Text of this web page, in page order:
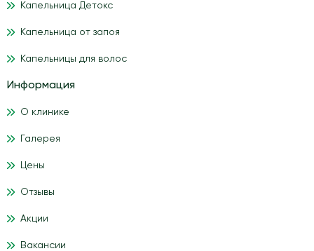
Капельница Детокс
Капельница от запоя
Капельницы для волос
Информация
О клинике
Галерея
Цены
Отзывы
Акции
Вакансии